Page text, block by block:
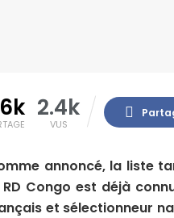
2.4k
VUS
annoncé, la liste
Congo est déjà
et sélectionneur